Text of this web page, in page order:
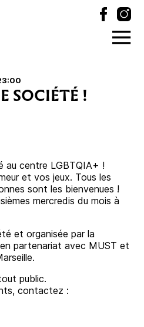
SOCIÉTÉ !
au centre LGBTQIA+ !
et vos jeux. Tous les
sont les bienvenues !
mercredis du mois à
et organisée par la
partenariat avec MUST et
public.
contactez :